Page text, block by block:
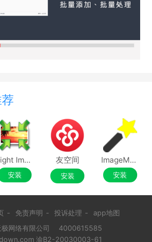
其完整性和真实性。这对于法律、
要意义。
高品牌知名度和推广效果。加深观
Light Image Resizer
安装
友空间
安装
ImageMagick
安装
- 免责声明 - 投诉处理 -
app地图
网络有限公司
4000615585
渝B2-20030003-61